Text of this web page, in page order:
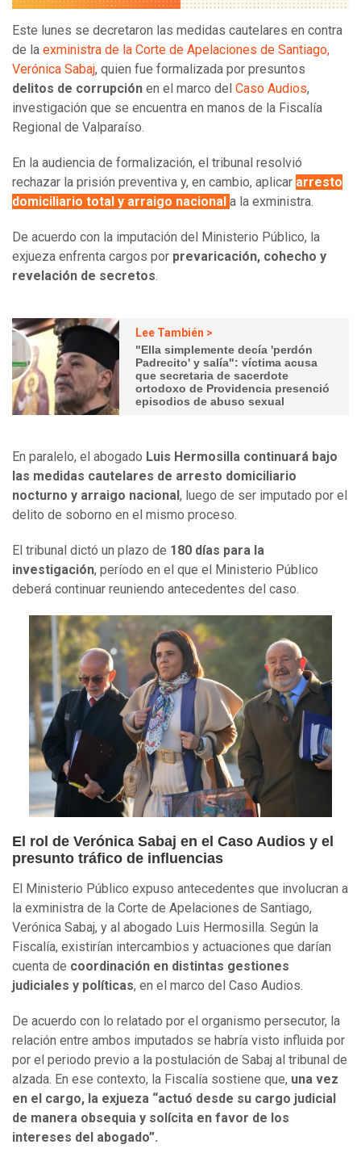
Este lunes se decretaron las medidas cautelares en contra
de la exministra de la Corte de Apelaciones de Santiago,
Verónica Sabaj, quien fue formalizada por presuntos
delitos de corrupción en el marco del Caso Audios,
investigación que se encuentra en manos de la Fiscalía
Regional de Valparaíso.
En la audiencia de formalización, el tribunal resolvió
rechazar la prisión preventiva y, en cambio, aplicar arresto
domiciliario total y arraigo nacional a la exministra.
De acuerdo con la imputación del Ministerio Público, la
exjueza enfrenta cargos por prevaricación, cohecho y
revelación de secretos.
Lee También >
"Ella simplemente decía 'perdón
Padrecito' y salía": víctima acusa
que secretaria de sacerdote
ortodoxo de Providencia presenció
episodios de abuso sexual
En paralelo, el abogado Luis Hermosilla continuará bajo
las medidas cautelares de arresto domiciliario
nocturno y arraigo nacional, luego de ser imputado por el
delito de soborno en el mismo proceso.
El tribunal dictó un plazo de 180 días para la
investigación, período en el que el Ministerio Público
deberá continuar reuniendo antecedentes del caso.
El rol de Verónica Sabaj en el Caso Audios y el
presunto tráfico de influencias
El Ministerio Público expuso antecedentes que involucran a
la exministra de la Corte de Apelaciones de Santiago,
Verónica Sabaj, y al abogado Luis Hermosilla. Según la
Fiscalía, existirían intercambios y actuaciones que darían
cuenta de coordinación en distintas gestiones
judiciales y políticas, en el marco del Caso Audios.
De acuerdo con lo relatado por el organismo persecutor, la
relación entre ambos imputados se habría visto influida por
por el periodo previo a la postulación de Sabaj al tribunal de
alzada. En ese contexto, la Fiscalía sostiene que, una vez
en el cargo, la exjueza “actuó desde su cargo judicial
de manera obsequia y solícita en favor de los
intereses del abogado”.